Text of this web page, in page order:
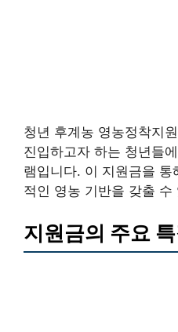
청년 후계농 영농정착지
진입하고자 하는 청년들
램입니다. 이 지원금을 통
적인 영농 기반을 갖출 수
지원금의 주요